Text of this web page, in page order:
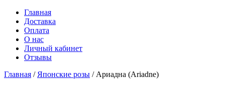
Главная
Доставка
Оплата
О нас
Личный кабинет
Отзывы
Главная / Японские розы / Ариадна (Ariadne)